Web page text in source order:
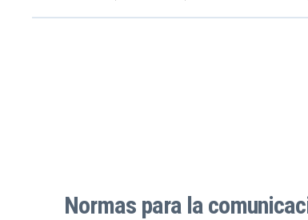
Normas para la